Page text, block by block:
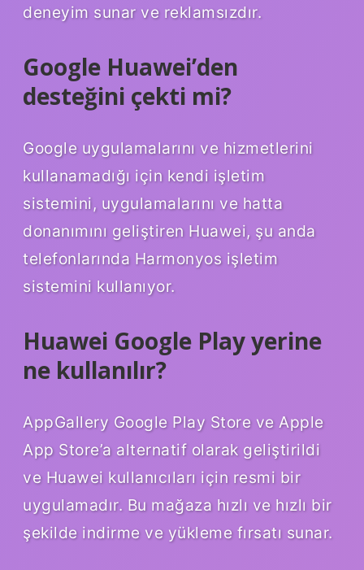
deneyim sunar ve reklamsızdır.
Google Huawei’den
desteğini çekti mi?
Google uygulamalarını ve hizmetlerini
kullanamadığı için kendi işletim
sistemini, uygulamalarını ve hatta
donanımını geliştiren Huawei, şu anda
telefonlarında Harmonyos işletim
sistemini kullanıyor.
Huawei Google Play yerine
ne kullanılır?
AppGallery Google Play Store ve Apple
App Store’a alternatif olarak geliştirildi
ve Huawei kullanıcıları için resmi bir
uygulamadır. Bu mağaza hızlı ve hızlı bir
şekilde indirme ve yükleme fırsatı sunar.